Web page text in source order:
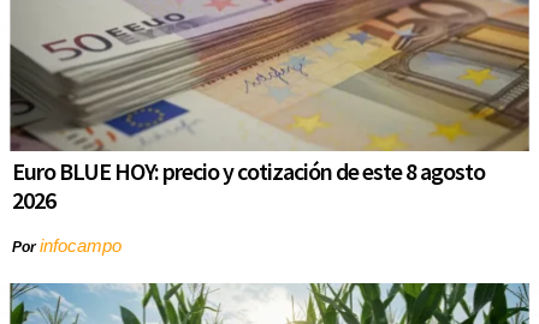
Euro BLUE HOY: precio y cotización de este 8 agosto
2026
Porinfocampo